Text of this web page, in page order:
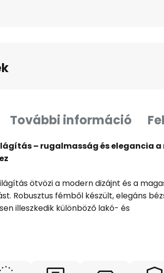
További információ
– rugalmasság és elegancia a
ötvözi a modern dizájnt és a
Robusztus fémből készült, elegáns
illeszkedik különböző lakó- és
Forgatható lámpafejével, amely
– ideális célzott megvilágításhoz